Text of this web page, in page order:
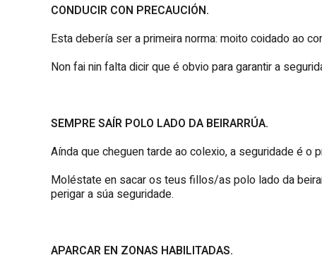
CONDUCIR CON PRECAUCIÓN.
Esta debería ser a primeira norma: moito coidado ao
Non fai nin falta dicir que é obvio para garantir a
SEMPRE SAÍR POLO LADO DA BEIRARRÚA.
Aínda que cheguen tarde ao colexio, a seguridade é o
Moléstate en sacar os teus fillos/as polo lado da
perigar a súa seguridade.
APARCAR EN ZONAS HABILITADAS.